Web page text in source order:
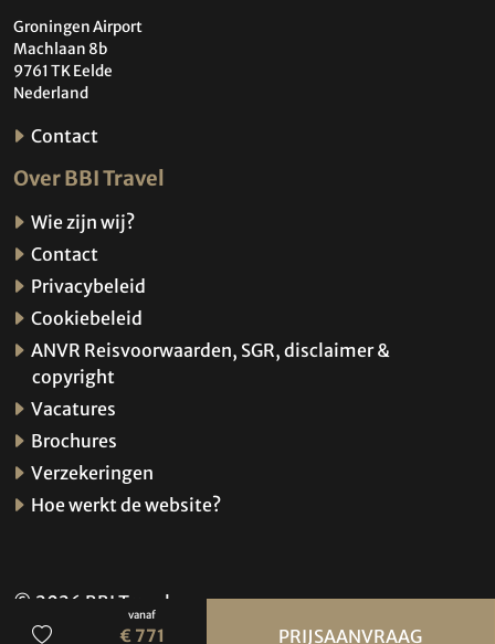
vanaf
€ 771 PRIJSAANVRAAG
Groningen Airport
Machlaan 8b
9761 TK Eelde
Nederland
Contact
Over BBI Travel
Wie zijn wij?
Contact
Privacybeleid
Cookiebeleid
ANVR Reisvoorwaarden, SGR, disclaimer &
copyright
Vacatures
Brochures
Verzekeringen
Hoe werkt de website?
© 2026 BBI Travel
Privacybeleid